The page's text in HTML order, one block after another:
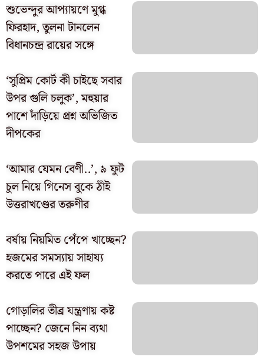
শুভেন্দুর আপ্যায়ণে মুগ্ধ
ফিরহাদ, তুলনা টানলেন
বিধানচন্দ্র রায়ের সঙ্গে
‘সুপ্রিম কোর্ট কী চাইছে সবার
উপর গুলি চলুক’, মহুয়ার
পাশে দাঁড়িয়ে প্রশ্ন অভিজিত
দীপকের
‘আমার যেমন বেণী..’, ৯ ফুট
চুল নিয়ে গিনেস বুকে ঠাঁই
উত্তরাখণ্ডের তরুণীর
বর্ষায় নিয়মিত পেঁপে খাচ্ছেন?
হজমের সমস্যায় সাহায্য
করতে পারে এই ফল
গোড়ালির তীব্র যন্ত্রণায় কষ্ট
পাচ্ছেন? জেনে নিন ব্যথা
উপশমের সহজ উপায়